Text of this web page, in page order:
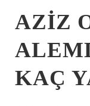
AZIZ
KAÇ